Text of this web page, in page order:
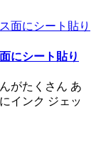
にシート貼り
がたくさん あ
インク ジェッ